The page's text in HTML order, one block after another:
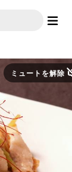
ミュートを解除